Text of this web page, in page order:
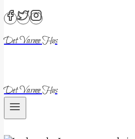
Det Varme Hus
Det Varme Hus